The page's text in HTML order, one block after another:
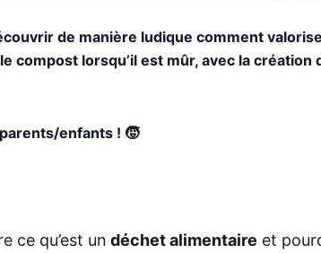
de manière ludique comment
lorsqu’il est mûr, avec la création
enfants ! 🧒
ce qu’est un déchet alimentaire et